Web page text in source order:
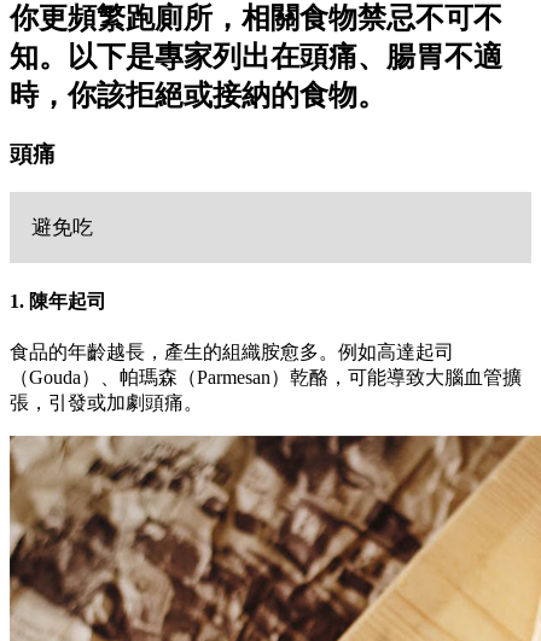
你更頻繁跑廁所，相關食物禁忌不可不
知。以下是專家列出在頭痛、腸胃不適
時，你該拒絕或接納的食物。
頭痛
避免吃
1. 陳年起司
食品的年齡越長，產生的組織胺愈多。例如高達起司
（Gouda）、帕瑪森（Parmesan）乾酪，可能導致大腦血管擴
張，引發或加劇頭痛。